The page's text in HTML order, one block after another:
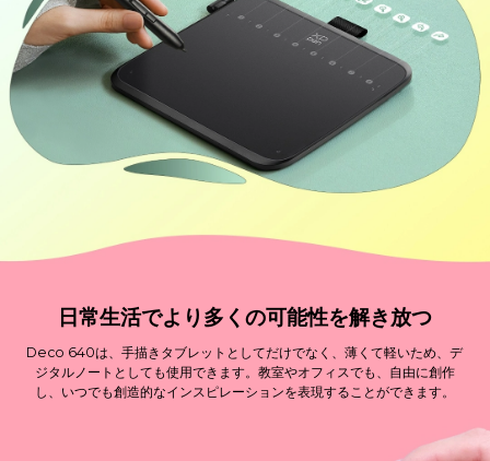
日常生活でより多くの可能性を解き放つ
Deco 640は、手描きタブレットとしてだけでなく、薄くて軽いため、デ
ジタルノートとしても使用できます。教室やオフィスでも、自由に創作
し、いつでも創造的なインスピレーションを表現することができます。